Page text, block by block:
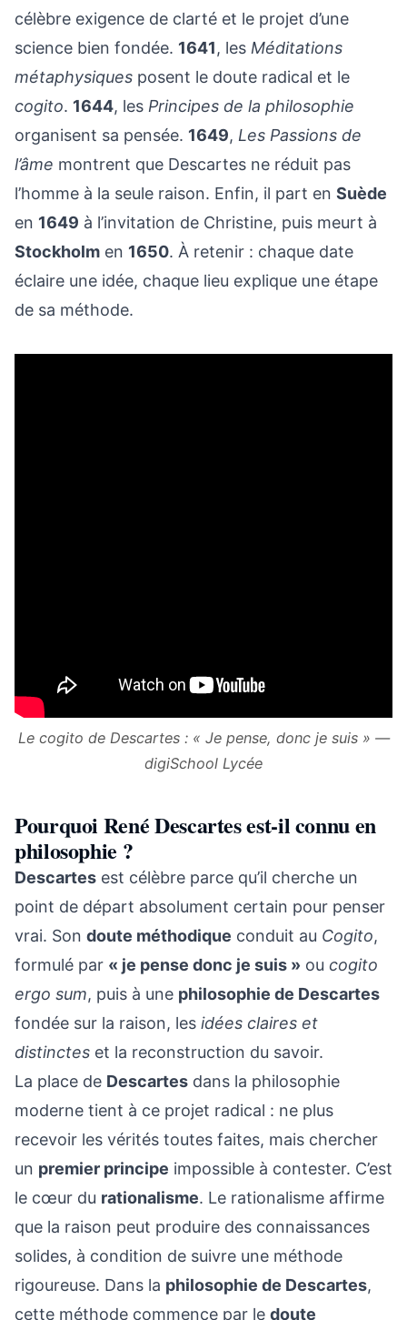
célèbre exigence de clarté et le projet d’une
science bien fondée. 1641, les Méditations
métaphysiques posent le doute radical et le
cogito. 1644, les Principes de la philosophie
organisent sa pensée. 1649, Les Passions de
l’âme montrent que Descartes ne réduit pas
l’homme à la seule raison. Enfin, il part en Suède
en 1649 à l’invitation de Christine, puis meurt à
Stockholm en 1650. À retenir : chaque date
éclaire une idée, chaque lieu explique une étape
de sa méthode.
Le cogito de Descartes : « Je pense, donc je suis » —
digiSchool Lycée
Pourquoi René Descartes est-il connu en
philosophie ?
Descartes est célèbre parce qu’il cherche un
point de départ absolument certain pour penser
vrai. Son doute méthodique conduit au Cogito,
formulé par « je pense donc je suis » ou cogito
ergo sum, puis à une philosophie de Descartes
fondée sur la raison, les idées claires et
distinctes et la reconstruction du savoir.
La place de Descartes dans la philosophie
moderne tient à ce projet radical : ne plus
recevoir les vérités toutes faites, mais chercher
un premier principe impossible à contester. C’est
le cœur du rationalisme. Le rationalisme affirme
que la raison peut produire des connaissances
solides, à condition de suivre une méthode
rigoureuse. Dans la philosophie de Descartes,
cette méthode commence par le doute